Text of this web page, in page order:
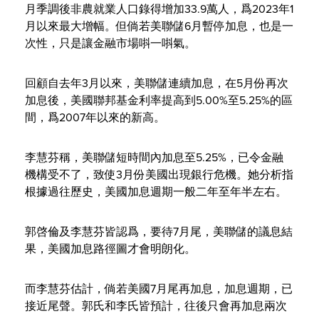
月季調後非農就業人口錄得增加33.9萬人，爲2023年1
月以來最大增幅。但倘若美聯儲6月暫停加息，也是一
次性，只是讓金融市場唞一唞氣。
回顧自去年3月以來，美聯儲連續加息，在5月份再次
加息後，美國聯邦基金利率提高到5.00%至5.25%的區
間，爲2007年以來的新高。
李慧芬稱，美聯儲短時間內加息至5.25%，已令金融
機構受不了，致使3月份美國出現銀行危機。她分析指
根據過往歷史，美國加息週期一般二年至年半左右。
郭啓倫及李慧芬皆認爲，要待7月尾，美聯儲的議息結
果，美國加息路徑圖才會明朗化。
而李慧芬估計，倘若美國7月尾再加息，加息週期，已
接近尾聲。郭氏和李氏皆預計，往後只會再加息兩次